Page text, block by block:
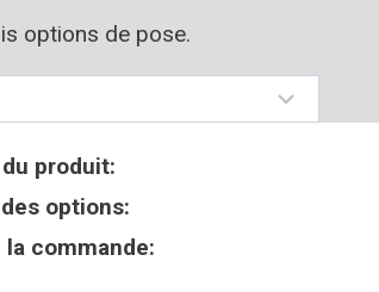
options de pose.
produit:
options:
la commande: